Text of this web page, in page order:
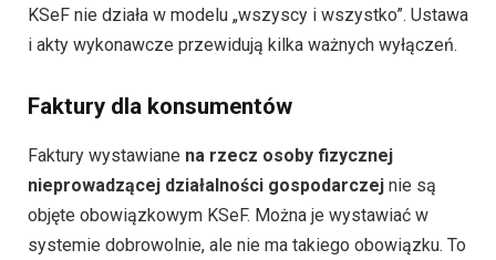
KSeF nie działa w modelu „wszyscy i wszystko”. Ustawa
i akty wykonawcze przewidują kilka ważnych wyłączeń.
Faktury dla konsumentów
Faktury wystawiane na rzecz osoby fizycznej
nieprowadzącej działalności gospodarczej nie są
objęte obowiązkowym KSeF. Można je wystawiać w
systemie dobrowolnie, ale nie ma takiego obowiązku. To